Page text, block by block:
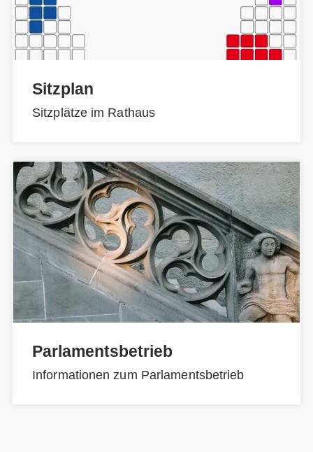
Sitzplan
Sitzplätze im Rathaus
Parlamentsbetrieb
Informationen zum Parlamentsbetrieb